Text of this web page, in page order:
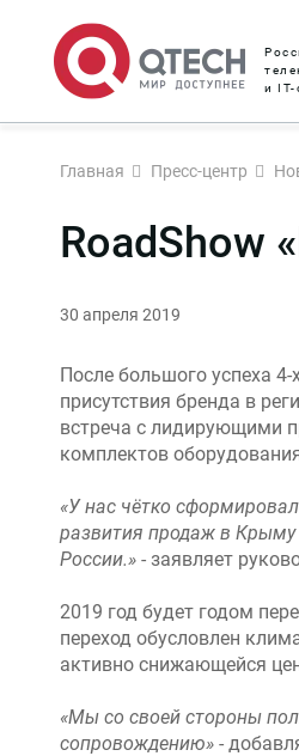
и IT-
Главная Пресс-центр
RoadShow
30 апреля 2019
После большого успеха
присутствия бренда в
встреча с лидирующими
комплектов
«У нас чётко
развития продаж в Крыму
России.» - заявляет
2019 год будет годом
переход обусловлен
активно снижающейся
«Мы со своей стороны
сопровождению» -